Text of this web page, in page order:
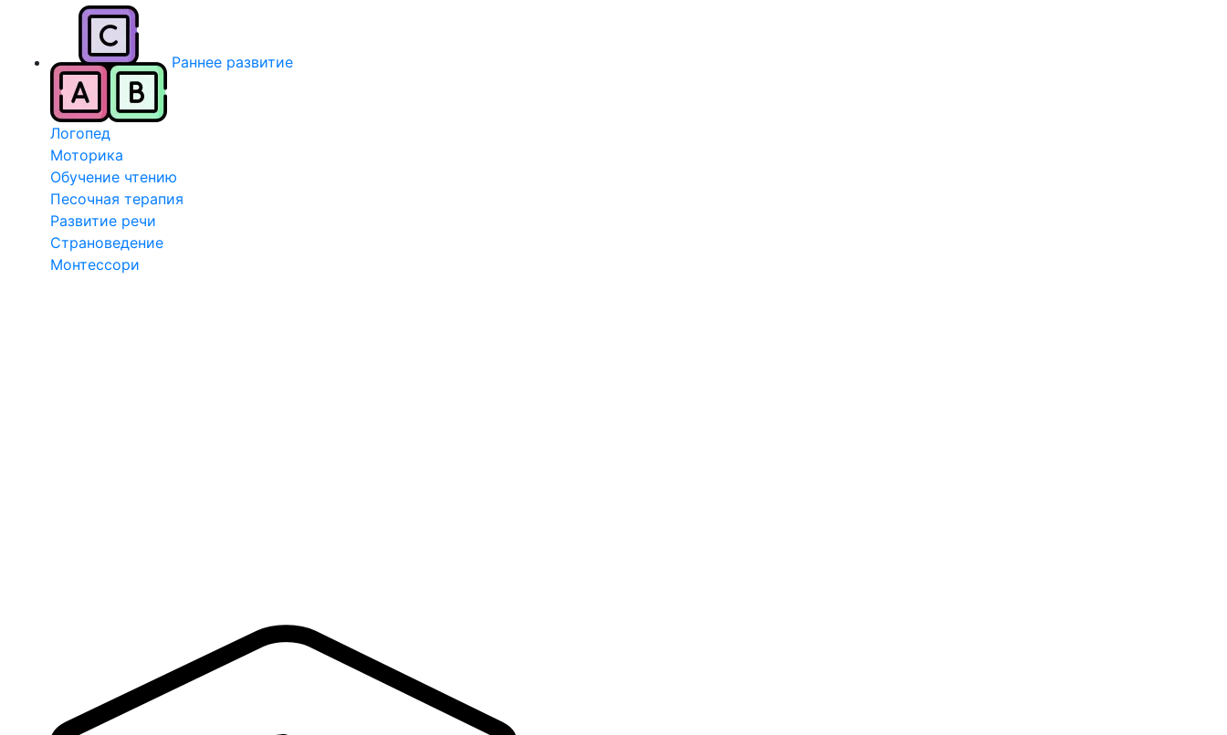
Раннее развитие
Логопед
Моторика
Обучение чтению
Песочная терапия
Развитие речи
Страноведение
Монтессори